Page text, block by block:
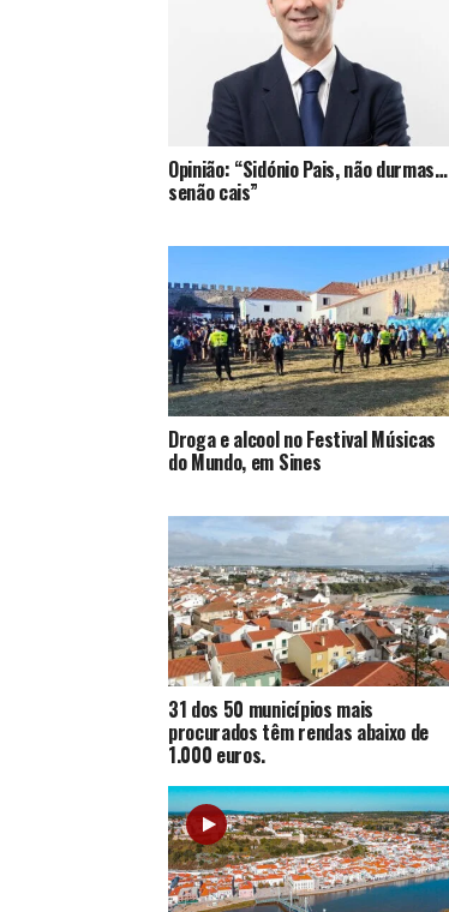
Opinião: “Sidónio Pais, não durmas…
senão cais”
Droga e alcool no Festival Músicas
do Mundo, em Sines
31 dos 50 municípios mais
procurados têm rendas abaixo de
1.000 euros.